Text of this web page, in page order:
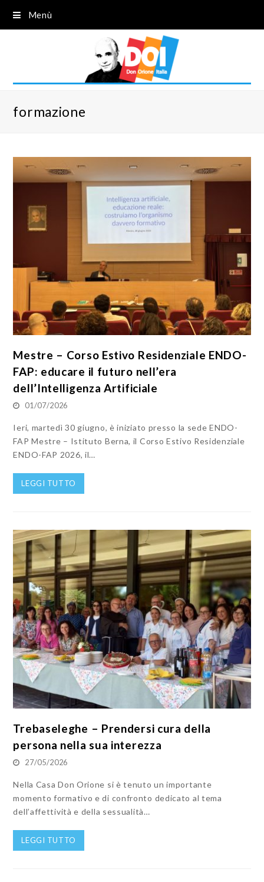
Menù
formazione
Mestre – Corso Estivo Residenziale ENDO-
FAP: educare il futuro nell’era
dell’Intelligenza Artificiale
01/07/2026
Ieri, martedì 30 giugno, è iniziato presso la sede ENDO-
FAP Mestre – Istituto Berna, il Corso Estivo Residenziale
ENDO-FAP 2026, il…
LEGGI TUTTO
Trebaseleghe – Prendersi cura della
persona nella sua interezza
27/05/2026
Nella Casa Don Orione si è tenuto un importante
momento formativo e di confronto dedicato al tema
dell’affettività e della sessualità…
LEGGI TUTTO